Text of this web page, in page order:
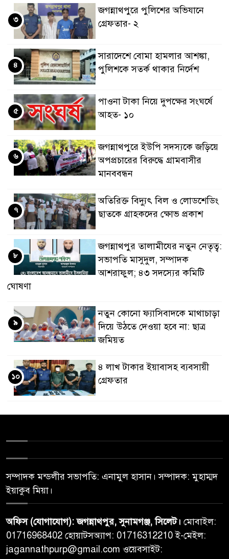
জগন্নাথপুরে পুলিশের অভিযানে
গ্রেফতার- ২
৩
সারাদেশে বোমা হামলার আশঙ্কা,
পুলিশকে সতর্ক থাকার নির্দেশ
৪
পাওনা টাকা নিয়ে দুপক্ষের সংঘর্ষে
আহত- ১০
৫
জগন্নাথপুরে ইউপি সদস্যকে জড়িয়ে
অপপ্রচারের বিরুদ্ধে গ্রামবাসীর
মানববন্ধন
৬
অতিরিক্ত বিদ্যুৎ বিল ও লোডশেডিং
ছাতকে গ্রাহকদের ক্ষোভ প্রকাশ
৭
জগন্নাথপুর তালামীযের নতুন নেতৃত্ব:
সভাপতি মাসুদুল, সম্পাদক
আশরাফুল; ৪৩ সদস্যের কমিটি
ঘোষণা
৮
নতুন কোনো ফ্যাসিবাদকে মাথাচাড়া
দিয়ে উঠতে দেওয়া হবে না: ছাত্র
জমিয়ত
৯
৪ লাখ টাকার ইয়াবাসহ ব্যবসায়ী
গ্রেফতার
১০
সম্পাদক মন্ডলীর সভাপতি: এনামুল হাসান। সম্পাদক: মুহাম্মদ
ইয়াকুব মিয়া।
অফিস (যোগাযোগ): জগন্নাথপুর, সুনামগঞ্জ, সিলেট। মোবাইল:
01716968402 হোয়াটসঅ্যাপ: 01716312210 ই-মেইল:
jagannathpurp@gmail.com ওয়েবসাইট: